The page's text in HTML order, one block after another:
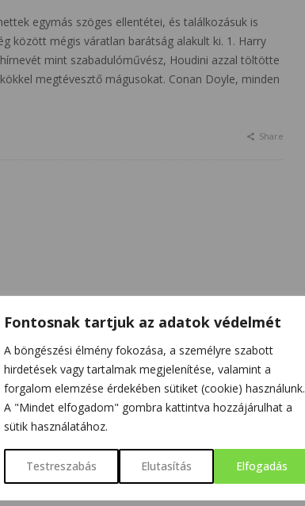
Fontosnak tartjuk az adatok védelmét
A böngészési élmény fokozása, a személyre szabott
hirdetések vagy tartalmak megjelenítése, valamint a
forgalom elemzése érdekében sütiket (cookie) használunk.
A "Mindet elfogadom" gombra kattintva hozzájárulhat a
sütik használatához.
Testreszabás Elutasítás Elfogadás
egymás szöges ellentétei, és találkozásuk is
között mégis váratlan barátság alakult ki. 1. Harry
mint szabadulóművész, Houdini azzal töltötte
megtévesztő mágusokat. Conan Doyle, minden
Share